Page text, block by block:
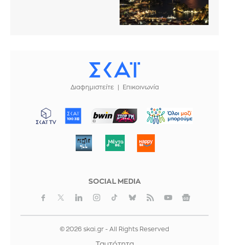
Διαφημιστείτε Επικοινωνία
ΜΠΟΡΟΥΜΕ
SOCIAL MEDIA
© 2026 skai.gr - All Rights Reserved